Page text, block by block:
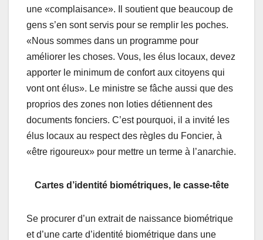
une «complaisance». Il soutient que beaucoup de
gens s’en sont servis pour se remplir les poches.
«Nous sommes dans un programme pour
améliorer les choses. Vous, les élus locaux, devez
apporter le minimum de confort aux citoyens qui
vont ont élus». Le ministre se fâche aussi que des
proprios des zones non loties détiennent des
documents fonciers. C’est pourquoi, il a invité les
élus locaux au respect des règles du Foncier, à
«être rigoureux» pour mettre un terme à l’anarchie.
Cartes d’identité biométriques, le casse-tête
Se procurer d’un extrait de naissance biométrique
et d’une carte d’identité biométrique dans une